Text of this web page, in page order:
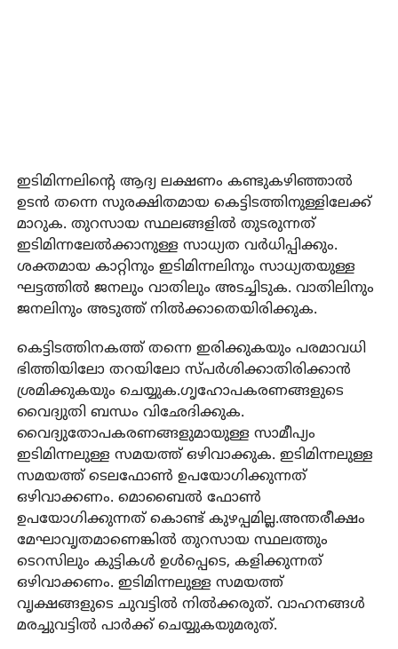
ഇടിമിന്നലിന്റെ ആദ്യ ലക്ഷണം കണ്ടുകഴിഞ്ഞാല്‍
ഉടന്‍ തന്നെ സുരക്ഷിതമായ കെട്ടിടത്തിനുള്ളിലേക്ക്
മാറുക. തുറസായ സ്ഥലങ്ങളില്‍ തുടരുന്നത്
ഇടിമിന്നലേല്‍ക്കാനുള്ള സാധ്യത വര്‍ധിപ്പിക്കും.
ശക്തമായ കാറ്റിനും ഇടിമിന്നലിനും സാധ്യതയുള്ള
ഘട്ടത്തില്‍ ജനലും വാതിലും അടച്ചിടുക. വാതിലിനും
ജനലിനും അടുത്ത് നില്‍ക്കാതെയിരിക്കുക.
കെട്ടിടത്തിനകത്ത് തന്നെ ഇരിക്കുകയും പരമാവധി
ഭിത്തിയിലോ തറയിലോ സ്പര്‍ശിക്കാതിരിക്കാന്‍
ശ്രമിക്കുകയും ചെയ്യുക.ഗൃഹോപകരണങ്ങളുടെ
വൈദ്യുതി ബന്ധം വിഛേദിക്കുക.
വൈദ്യുതോപകരണങ്ങളുമായുള്ള സാമീപ്യം
ഇടിമിന്നലുള്ള സമയത്ത് ഒഴിവാക്കുക. ഇടിമിന്നലുള്ള
സമയത്ത് ടെലഫോണ്‍ ഉപയോഗിക്കുന്നത്
ഒഴിവാക്കണം. മൊബൈല്‍ ഫോണ്‍
ഉപയോഗിക്കുന്നത് കൊണ്ട് കുഴപ്പമില്ല.അന്തരീക്ഷം
മേഘാവൃതമാണെങ്കില്‍ തുറസായ സ്ഥലത്തും
ടെറസിലും കുട്ടികള്‍ ഉള്‍പ്പെടെ, കളിക്കുന്നത്
ഒഴിവാക്കണം. ഇടിമിന്നലുള്ള സമയത്ത്
വൃക്ഷങ്ങളുടെ ചുവട്ടില്‍ നില്‍ക്കരുത്. വാഹനങ്ങള്‍
മരച്ചുവട്ടില്‍ പാര്‍ക്ക് ചെയ്യുകയുമരുത്.